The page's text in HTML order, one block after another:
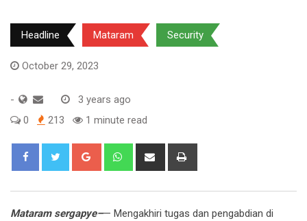
Headline Mataram Security
October 29, 2023
-
3 years ago
0
213 1 minute read
Google+ WhatsappShare
Mataram sergapye–— Mengakhiri tugas dan pengabdian di